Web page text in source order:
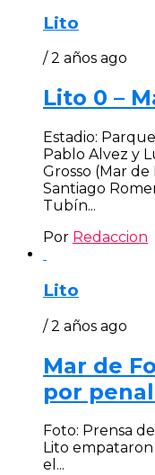
Lito
/ 2 años ago
Lito 0 –
Estadio:
Pablo Alvez y
Grosso (Mar de
Santiago
Tubín...
Por Redaccion
Lito
/ 2 años ago
Mar de
por
Foto: Prensa
Lito
el...